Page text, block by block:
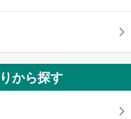
から探す